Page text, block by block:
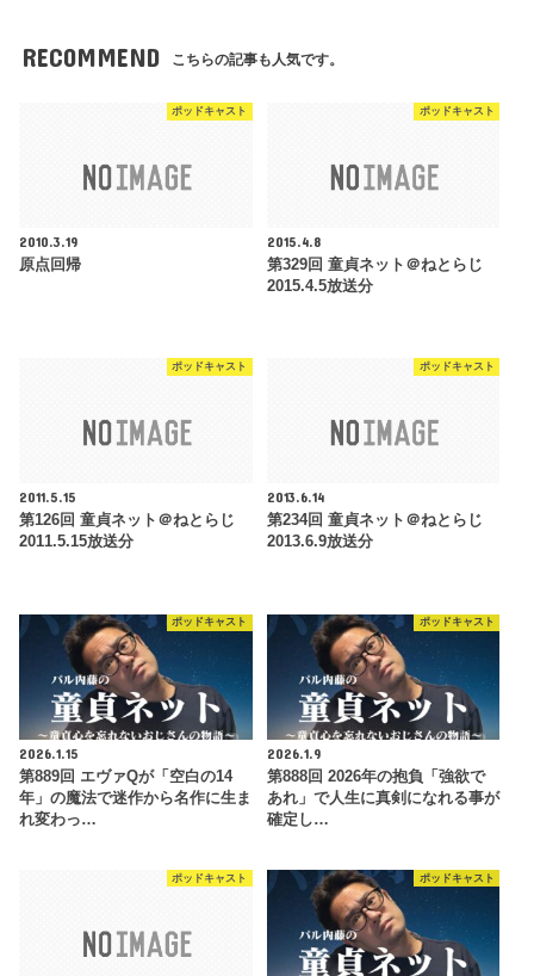
RECOMMEND こちらの記事も人気です。
ポッドキャスト
2010.3.19
原点回帰
ポッドキャスト
2015.4.8
第329回 童貞ネット＠ねとらじ
2015.4.5放送分
ポッドキャスト
2011.5.15
第126回 童貞ネット＠ねとらじ
2011.5.15放送分
ポッドキャスト
2013.6.14
第234回 童貞ネット＠ねとらじ
2013.6.9放送分
ポッドキャスト
2026.1.15
第889回 エヴァQが「空白の14
年」の魔法で迷作から名作に生ま
れ変わっ…
ポッドキャスト
2026.1.9
第888回 2026年の抱負「強欲で
あれ」で人生に真剣になれる事が
確定し…
ポッドキャスト ポッドキャスト